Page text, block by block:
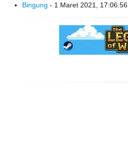
Bingung - 1 Maret 2021, 17:06:56